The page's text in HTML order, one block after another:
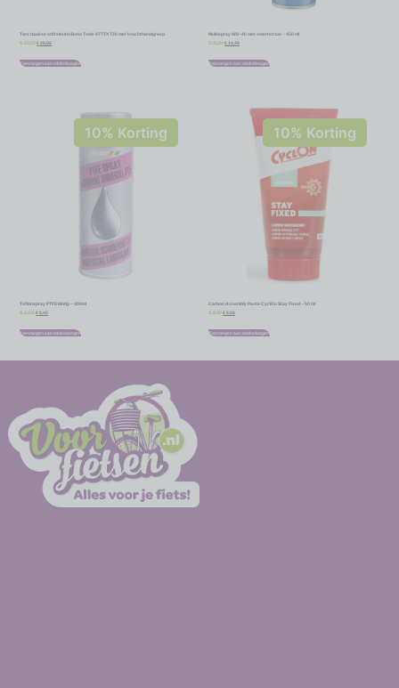
Torx haakse stiftsleutel Beta Tools 97TTX T30 met krachthandgreep
€ 22,87 € 20,58
Toevoegen aan winkelwagen
Multispray WD-40 met smartstraw – 450 ml
€ 15,99 € 14,39
Toevoegen aan winkelwagen
10% Korting
Teflonspray PTFE Motip – 400ml
€ 6,00 € 5,40
Toevoegen aan winkelwagen
10% Korting
Carbon Assembly Paste CyclOn Stay Fixed – 50 ml
€ € 8,06
Toevoegen aan winkelwagen